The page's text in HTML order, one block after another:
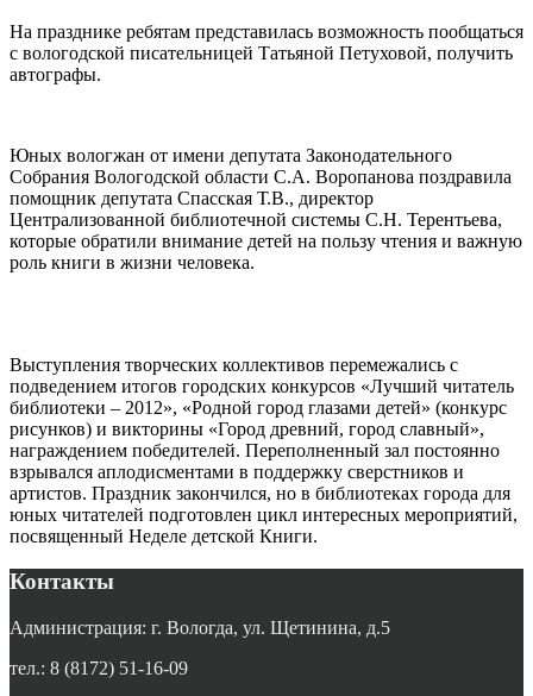
На празднике ребятам представилась возможность пообщаться
с вологодской писательницей Татьяной Петуховой, получить
автографы.
Юных вологжан от имени депутата Законодательного
Собрания Вологодской области С.А. Воропанова поздравила
помощник депутата Спасская Т.В., директор
Централизованной библиотечной системы С.Н. Терентьева,
которые обратили внимание детей на пользу чтения и важную
роль книги в жизни человека.
Выступления творческих коллективов перемежались с
подведением итогов городских конкурсов «Лучший читатель
библиотеки – 2012», «Родной город глазами детей» (конкурс
рисунков) и викторины «Город древний, город славный»,
награждением победителей. Переполненный зал постоянно
взрывался аплодисментами в поддержку сверстников и
артистов. Праздник закончился, но в библиотеках города для
юных читателей подготовлен цикл интересных мероприятий,
посвященный Неделе детской Книги.
Контакты
Администрация: г. Вологда, ул. Щетинина, д.5
тел.: 8 (8172) 51-16-09